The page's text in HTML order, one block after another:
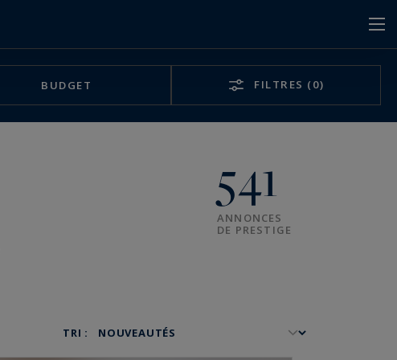
BUDGET FILTRES (0)
541
ANNONCES
DE PRESTIGE
TRI :